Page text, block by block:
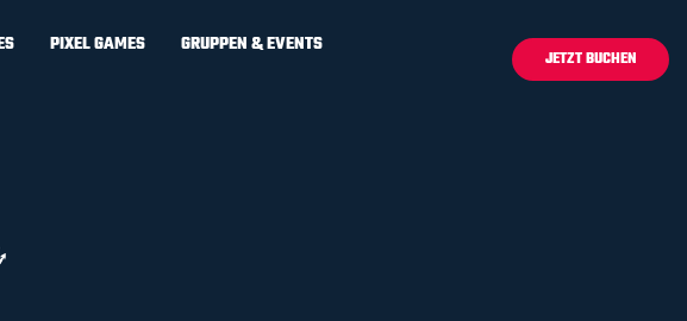
PIXEL GAMES
GRUPPEN & EVENTS
JETZT BUCHEN